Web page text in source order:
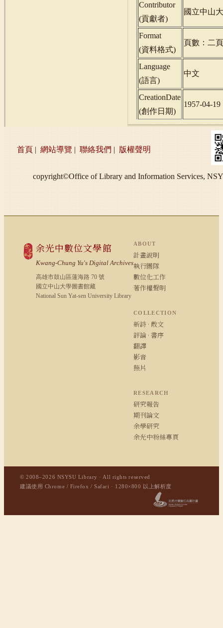
Contributor
(貢獻者)
國立中山
Format
(資料格式)
頁數：二頁
Language
(語言)
中文
CreationDate
(創作日期)
1957-04-19
首頁 | 網站導覽 | 聯絡我們 | 版權聲明
copyright©Office of Library and Information Services,
余光中數位文學館
Kwang-Chung Yu's Digital Archives
高雄市鼓山區蓮海路 70 號
國立中山大學圖書館藏
National Sun Yat-sen University Library
ABOUT
計畫說明
執行團隊
數位化工作
著作權聲明
COLLECTION
新詩 · 散文
評論 · 書序
翻譯
影音
照片
RESEARCH
研究報告
期刊論文
余學研究
余光中粉絲專頁
© 2008–2026 NSYSU Library · All rights reserved
建議使用 Chrome / Firefox / Safari · 1280×800 以上解析度